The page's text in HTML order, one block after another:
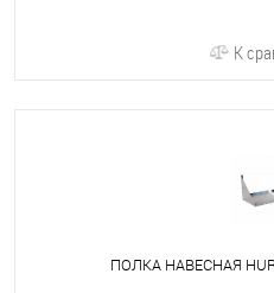
К
ПОЛКА НАВЕСНАЯ